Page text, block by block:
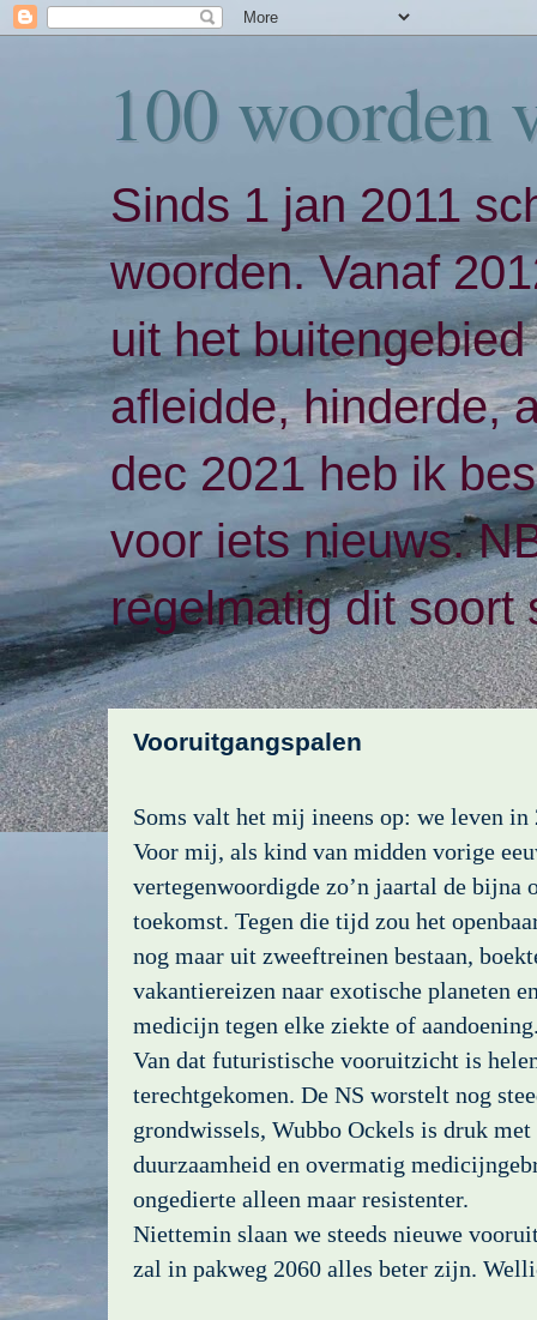
100 woorden
Sinds 1 jan 2011
woorden. Vanaf
uit het
afleidde, hinderde,
dec 2021 heb ik
voor iets nieuws.
regelmatig dit soort
Vooruitgangspalen
Soms valt het mij ineens op: we leven in
Voor mij, als kind van midden vorige
vertegenwoordigde zo’n jaartal de bijna
toekomst. Tegen die tijd zou het
nog maar uit zweeftreinen bestaan,
vakantiereizen naar exotische planeten
medicijn tegen elke ziekte of
Van dat futuristische vooruitzicht is
terechtgekomen. De NS worstelt nog
grondwissels, Wubbo Ockels is druk met
duurzaamheid en overmatig
ongedierte alleen maar resistenter.
Niettemin slaan we steeds nieuwe
zal in pakweg 2060 alles beter zijn.